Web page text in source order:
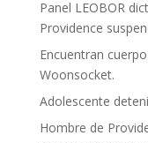
Panel LEOBOR
Providence
Encuentran
Woonsocket.
Adolescente
Hombre de